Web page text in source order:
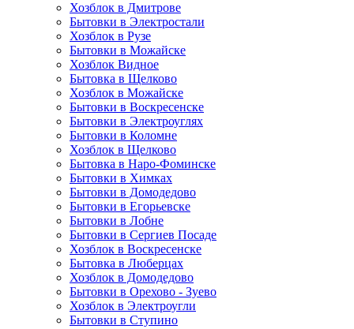
Хозблок в Дмитрове
Бытовки в Электростали
Хозблок в Рузе
Бытовки в Можайске
Хозблок Видное
Бытовкa в Щелково
Хозблок в Можайске
Бытовки в Воскресенске
Бытовки в Электроуглях
Бытовки в Коломне
Хозблок в Щелково
Бытовка в Наро-Фоминске
Бытовки в Химках
Бытовки в Домодедово
Бытовки в Егорьевске
Бытовки в Лобне
Бытовки в Сергиев Посаде
Хозблок в Воскресенске
Бытовка в Люберцах
Хозблок в Домодедово
Бытовки в Орехово - Зуево
Хозблок в Электроугли
Бытовки в Ступино